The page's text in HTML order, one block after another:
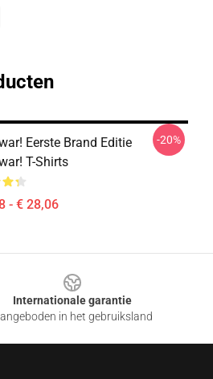
Eerste Brand Editie
T-Shirts
- € 28,06
-20%
Internationale garantie
in het gebruiksland